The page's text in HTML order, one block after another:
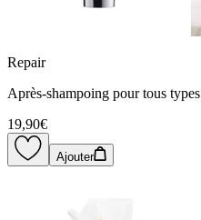
Repair
Après-shampoing pour tous
19,90€
Ajouter